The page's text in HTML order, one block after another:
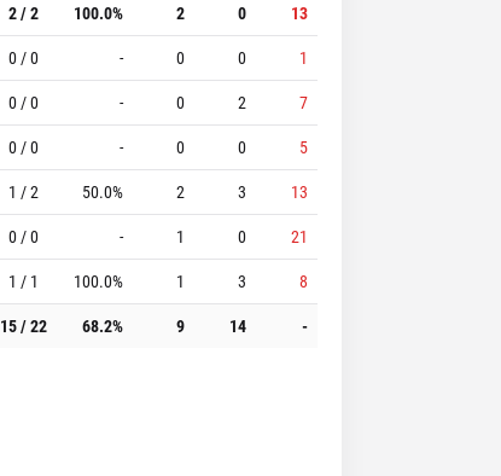
2 / 2 100.0% 2 0
13
0 / 0 - 0 0
1
0 / 0 - 0 2
7
0 / 0 - 0 0
5
1 / 2 50.0% 2 3
13
0 / 0 - 1 0
21
1 / 1 100.0% 1 3
8
15 / 22 68.2% 9 14 -